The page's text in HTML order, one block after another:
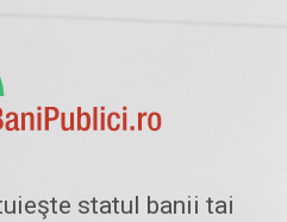
statul banii tai